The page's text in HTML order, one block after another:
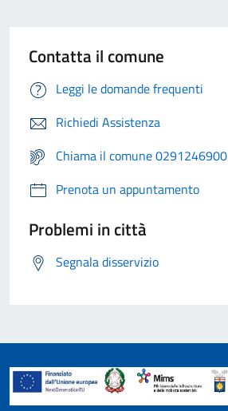
Contatta il comune
Leggi le domande frequenti
Richiedi Assistenza
Chiama il comune 0291246900
Prenota un appuntamento
Problemi in città
Segnala disservizio